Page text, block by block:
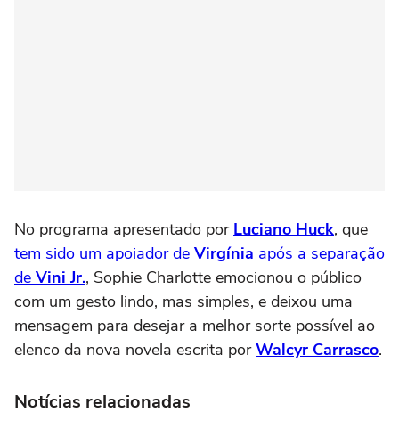
No programa apresentado por Luciano Huck, que
tem sido um apoiador de Virgínia após a separação
de Vini Jr., Sophie Charlotte emocionou o público
com um gesto lindo, mas simples, e deixou uma
mensagem para desejar a melhor sorte possível ao
elenco da nova novela escrita porWalcyr Carrasco.
Notícias relacionadas